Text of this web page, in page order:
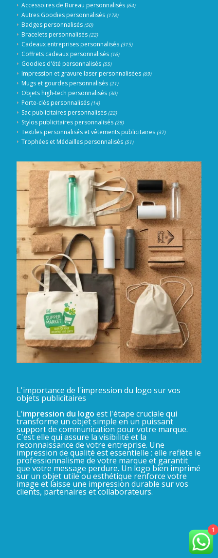
Accessoires de Bureau personnalisés (64)
Autres Goodies personnalisés (178)
Badges personnalisés (50)
Bracelets personnalisés (22)
Cadeaux entreprises personnalisés (315)
Coffrets cadeaux personnalisés (16)
Goodies d'été personnalisés (55)
Impression et gravure laser personnalisées (69)
Mugs et gourdes personnalisés (21)
Objets high-tech personnalisés (30)
Porte-clés personnalisés (14)
Sac publicitaires personnalisés (22)
Stylos publicitaires personnalisés (28)
Textiles personnalisés et vêtements publicitaires (37)
Trophées et Médailles personnalisés (51)
L'importance de l'impression du logo sur vos
objets publicitaires
L'impression du logo est l'étape cruciale qui
transforme un objet simple en un puissant
support de communication pour votre marque.
C'est elle qui assure la visibilité et la
reconnaissance de votre entreprise. Une
impression de qualité est essentielle : elle reflète le
professionnalisme de votre marque et garantit
que votre message perdure. Un logo bien imprimé
sur un objet utile ou esthétique renforce votre
image et laisse une impression durable sur vos
clients, partenaires et collaborateurs.
1